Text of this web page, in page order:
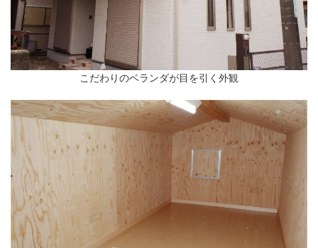
こだわりのベランダが目を引く外観